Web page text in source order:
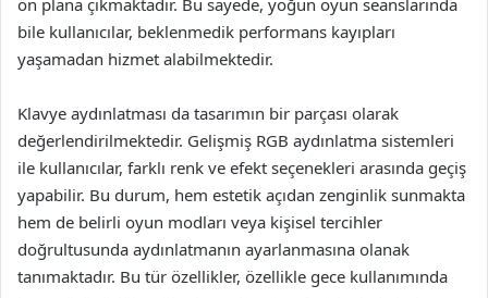
ön plana çıkmaktadır. Bu sayede, yoğun oyun seanslarında
bile kullanıcılar, beklenmedik performans kayıpları
yaşamadan hizmet alabilmektedir.
Klavye aydınlatması da tasarımın bir parçası olarak
değerlendirilmektedir. Gelişmiş RGB aydınlatma sistemleri
ile kullanıcılar, farklı renk ve efekt seçenekleri arasında geçiş
yapabilir. Bu durum, hem estetik açıdan zenginlik sunmakta
hem de belirli oyun modları veya kişisel tercihler
doğrultusunda aydınlatmanın ayarlanmasına olanak
tanımaktadır. Bu tür özellikler, özellikle gece kullanımında